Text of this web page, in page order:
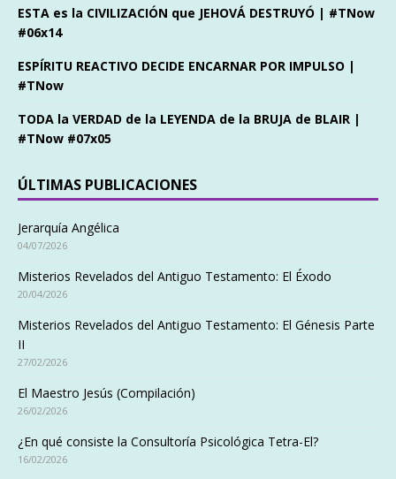
ESTA es la CIVILIZACIÓN que JEHOVÁ DESTRUYÓ | #TNow
#06x14
ESPÍRITU REACTIVO DECIDE ENCARNAR POR IMPULSO |
#TNow
TODA la VERDAD de la LEYENDA de la BRUJA de BLAIR |
#TNow #07x05
ÚLTIMAS PUBLICACIONES
Jerarquía Angélica
04/07/2026
Misterios Revelados del Antiguo Testamento: El Éxodo
20/04/2026
Misterios Revelados del Antiguo Testamento: El Génesis Parte
II
27/02/2026
El Maestro Jesús (Compilación)
26/02/2026
¿En qué consiste la Consultoría Psicológica Tetra-El?
16/02/2026